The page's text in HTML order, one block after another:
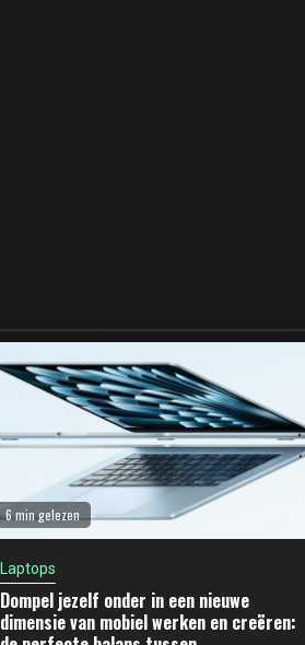
6 min gelezen
Laptops
Dompel jezelf onder in een nieuwe
dimensie van mobiel werken en creëren: